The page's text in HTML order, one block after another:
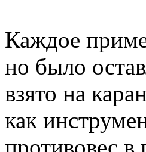
Каждое
но было
взято на
как